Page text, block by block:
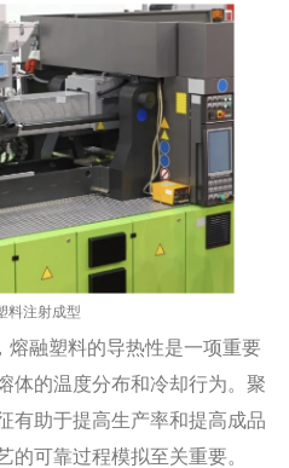
料注射成型
熔融塑料的导热性是一项重要
体的温度分布和冷却行为。聚
有助于提高生产率和提高成品
的可靠过程模拟至关重要。